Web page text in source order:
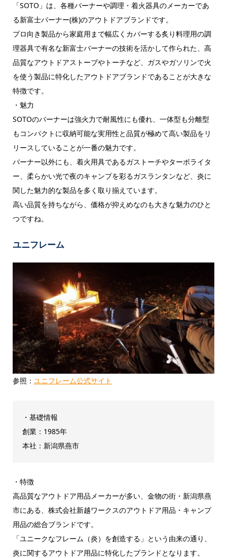
「SOTO」は、各種バーナーや調理・着火器具のメーカーであ
る新富士バーナー(株)のアウトドアブランドです。
プロ向き製品から家庭用まで幅広くカバーする炙り料理用の調
理器具で有名な新富士バーナーの技術を活かして作られた、高
品質なアウトドアストーブやトーチなど、ガスやガソリンで火
を使う製品に特化したアウトドアブランドであることが大きな
特徴です。
・魅力
SOTOのバーナーは強火力で耐風性にも優れ、一体型も分離型
もコンパクトに収納可能な実用性と品質が極めて高い製品をリ
リースしていることが一番の魅力です。
バーナー以外にも、着火用具であるガストーチやターボライタ
ー、柔らかい光で夜のキャンプを彩るガスランタンなど、炎に
関した魅力的な製品を多く取り揃えています。
高い品質を持ちながら、価格が抑えめなのも大きな魅力のひと
つですね。
ユニフレーム
参照： ユニフレーム公式サイト
・基礎情報
創業：1985年
本社：新潟県燕市
・特徴
高品質なアウトドア用品メーカーが多い、金物の街・新潟県燕
市にある、株式会社新越ワークスのアウトドア用品・キャンプ
用品の総合ブランドです。
「ユニークなフレーム（炎）を創造する」という由来の通り、
炎に関するアウトドア用品に特化したブランドとなります。